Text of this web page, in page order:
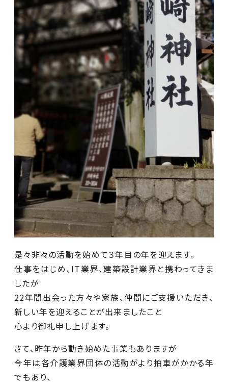
是々非々の活動を始めて３年目の年を迎えます。
仕事をはじめ、IT業界、建築設計業界と携わってきま
したが
22年間出会った方々や家族、仲間にご支援いただき、
新しい年を迎えることが出来ましたこと
心より御礼申し上げます。
さて、昨年から動き始めた事業もありますが
今年は各介護業界団体の活動がより拍車がかかる年
でもあり、